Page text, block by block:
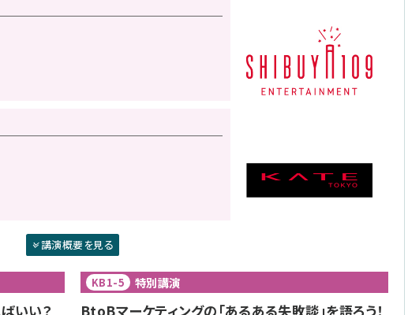
講演概要を見る
いい？
KB1-5 特別講演
BtoBマーケティングの「あるある失敗談」を語ろう！